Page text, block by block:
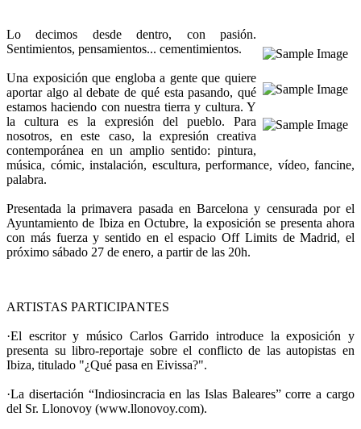
Lo decimos desde dentro, con pasión.
Sentimientos, pensamientos... cementimientos.
Una exposición que engloba a gente que quiere
aportar algo al debate de qué esta pasando, qué
estamos haciendo con nuestra tierra y cultura. Y
la cultura es la expresión del pueblo. Para
nosotros, en este caso, la expresión creativa
contemporánea en un amplio sentido: pintura,
música, cómic, instalación, escultura, performance, vídeo, fancine,
palabra.
Presentada la primavera pasada en Barcelona y censurada por el
Ayuntamiento de Ibiza en Octubre, la exposición se presenta ahora
con más fuerza y sentido en el espacio Off Limits de Madrid, el
próximo sábado 27 de enero, a partir de las 20h.
ARTISTAS PARTICIPANTES
·El escritor y músico Carlos Garrido introduce la exposición y
presenta su libro-reportaje sobre el conflicto de las autopistas en
Ibiza, titulado "¿Qué pasa en Eivissa?".
·La disertación “Indiosincracia en las Islas Baleares” corre a cargo
del Sr. Llonovoy (www.llonovoy.com).